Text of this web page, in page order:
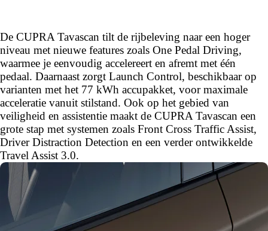
De CUPRA Tavascan tilt de rijbeleving naar een hoger
niveau met nieuwe features zoals One Pedal Driving,
waarmee je eenvoudig accelereert en afremt met één
pedaal. Daarnaast zorgt Launch Control, beschikbaar op
varianten met het 77 kWh accupakket, voor maximale
acceleratie vanuit stilstand. Ook op het gebied van
veiligheid en assistentie maakt de CUPRA Tavascan een
grote stap met systemen zoals Front Cross Traffic Assist,
Driver Distraction Detection en een verder ontwikkelde
Travel Assist 3.0.